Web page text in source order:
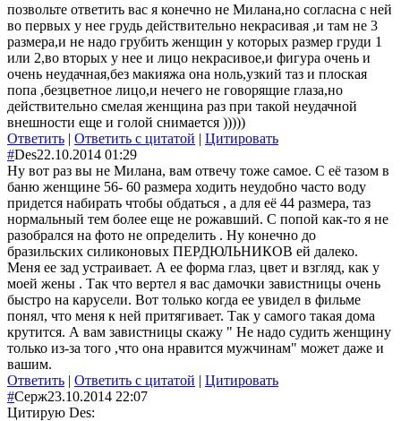
позвольте ответить вас я конечно не Милана,но согласна с ней
во первых у нее грудь действительно некрасивая ,и там не 3
размера,и не надо грубить женщин у которых размер груди 1
или 2,во вторых у нее и лицо некрасивое,и фигура очень и
очень неудачная,без макияжа она ноль,узкий таз и плоская
попа ,безцветное лицо,и нечего не говорящие глаза,но
действительно смелая женщина раз при такой неудачной
внешности еще и голой снимается )))))
Ответить | Ответить с цитатой | Цитировать
#Des22.10.2014 01:29
Ну вот раз вы не Милана, вам отвечу тоже самое. С её тазом в
баню женщине 56- 60 размера ходить неудобно часто воду
придется набирать чтобы обдаться , а для её 44 размера, таз
нормальный тем более еще не рожавший. С попой как-то я не
разобрался на фото не определить . Ну конечно до
бразильских силиконовых ПЕРДЮЛЬНИКОВ ей далеко.
Меня ее зад устраивает. А ее форма глаз, цвет и взгляд, как у
моей жены . Так что вертел я вас дамочки завистницы очень
быстро на карусели. Вот только когда ее увидел в фильме
понял, что меня к ней притягивает. Так у самого такая дома
крутится. А вам завистницы скажу " Не надо судить женщину
только из-за того ,что она нравится мужчинам" может даже и
вашим.
Ответить | Ответить с цитатой | Цитировать
#Серж23.10.2014 22:07
Цитирую Des: